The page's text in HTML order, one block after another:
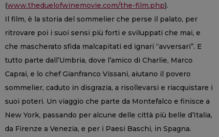
(www.theduelofwinemovie.com/the-film.php).
Il film, è la storia del sommelier che perse il palato, per
ritrovare poi i suoi sensi più forti e sviluppati che mai, e
che mascherato sfida malcapitati ed ignari “avversari”. E
tutto parte dall’Umbria, dove l’amico di Charlie, Marco
Caprai, e lo chef Gianfranco Vissani, aiutano il povero
sommelier, caduto in disgrazia, a risollevarsi e riacquistare i
suoi poteri. Un viaggio che parte da Montefalco e finisce a
New York, passando per alcune delle città più belle d’Italia,
da Firenze a Venezia, e per i Paesi Baschi, in Spagna.